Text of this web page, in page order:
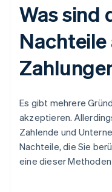
Was sind
Es gibt mehrere
akzeptieren.
Zahlende und
Nachteile, die Sie
eine dieser